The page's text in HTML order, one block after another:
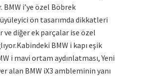
BMW i’ye özel Böbrek
ön tasarımda dikkatleri
ve diğer ek parçalar ise özel
BMW i kapı eşik
i mavi ortam aydınlatması, Yeni
alan BMW iX3 ambleminin yanı